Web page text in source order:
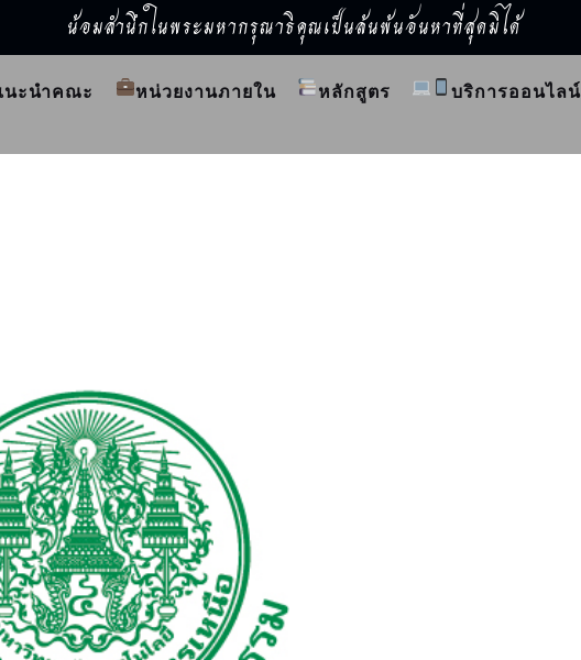
น้อมสำนึกในพระมหากรุณาธิคุณเป็นล้นพ้นอันหาที่สุดมิได้
นะนำคณะ หน่วยงานภายใน หลักสูตร บริการออนไลน์